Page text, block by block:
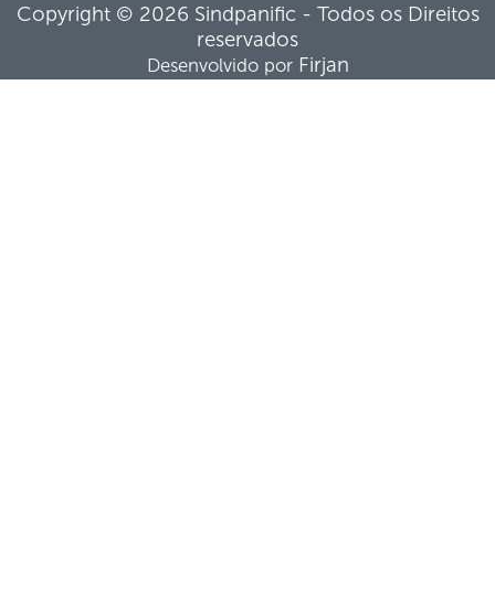
Copyright © 2026 Sindpanific - Todos os Direitos
reservados
Desenvolvido por Firjan